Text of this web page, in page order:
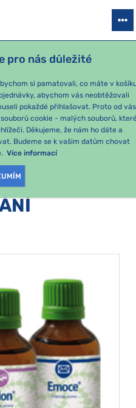
pro nás důležité
si pamatovali, co máte v
abychom vás neobtěžovali
pokaždé přihlašovat. Proto od vás
cookie - malých souborů,
Děkujeme, že nám ho dáte a
Budeme se k vašim datům chovat
Více informací
SEZÓNNÍ BALÍČKY PRO DĚTI